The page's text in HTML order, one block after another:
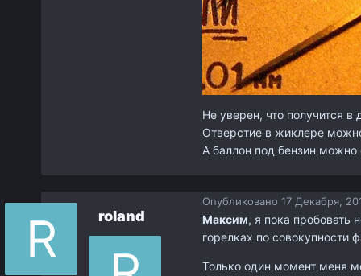
Не уверен, что получится в
Отверстие в жиклере
А баллон под бензин можно
roland
Опубликовано17 Декабря,
Максим, я пока пробовать
горелках по совокупности
Только один момент меня